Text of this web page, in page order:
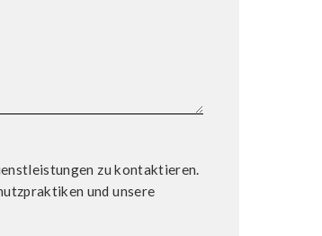
zu kontaktieren.
und unsere